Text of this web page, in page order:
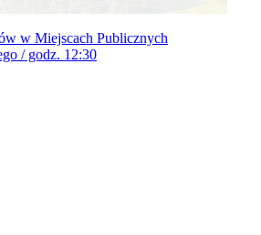
w Miejscach Publicznych
/ godz. 12:30